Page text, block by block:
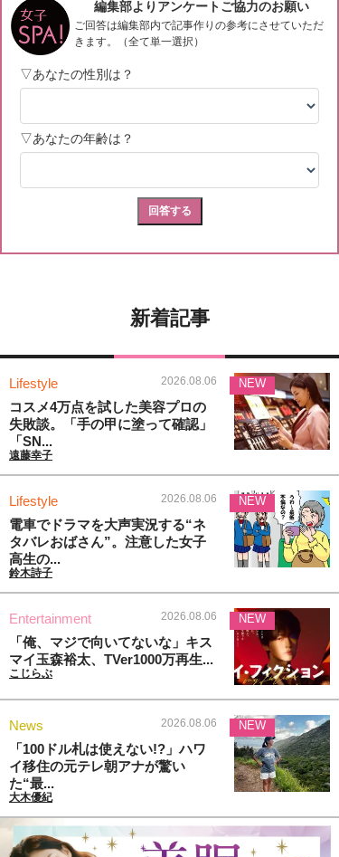
新着記事
Lifestyle 2026.08.06
コスメ4万点を試した美容プロの
失敗談。「手の甲に塗って確認」
「SN...
遠藤幸子
NEW
Lifestyle 2026.08.06
電車でドラマを大声実況する“ネ
タバレおばさん”。注意した女子
高生の...
鈴木詩子
NEW
Entertainment 2026.08.06
「俺、マジで向いてないな」キス
マイ玉森裕太、TVer1000万再生...
こじらぶ
NEW
News 2026.08.06
「100ドル札は使えない!?」ハワ
イ移住の元テレ朝アナが驚い
た“最...
大木優紀
NEW